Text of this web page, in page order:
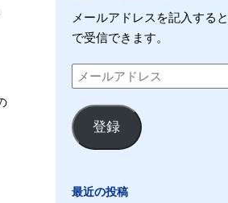
メールアドレスを記入する
で受信できます。
メ
ー
ル
ア
ス
登録
最近の投稿